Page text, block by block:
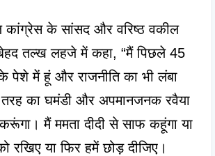
कांग्रेस के सांसद और वरिष्ठ वकील
तल्ख लहजे में कहा, “मैं पिछले 45
पेशे में हूं और राजनीति का भी लंबा
का घमंडी और अपमानजनक रवैया
करूंगा। मैं ममता दीदी से साफ कहूंगा या
रखिए या फिर हमें छोड़ दीजिए।